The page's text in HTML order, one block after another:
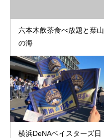
六本木飲茶食べ放題と葉山
の海
横浜DeNAベイスターズ日